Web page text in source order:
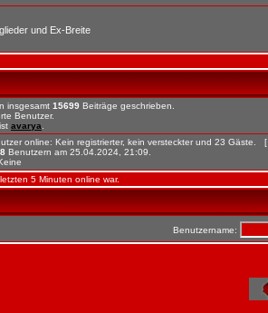
und Ex-Breite
insgesamt 15699 Beiträge geschrieben.
Benutzer.
avarya
online: Kein registrierter, kein versteckter und 23 Gäste. [
Benutzern am 25.04.2024, 21:09.
5 Minuten online war.
Benutzername: